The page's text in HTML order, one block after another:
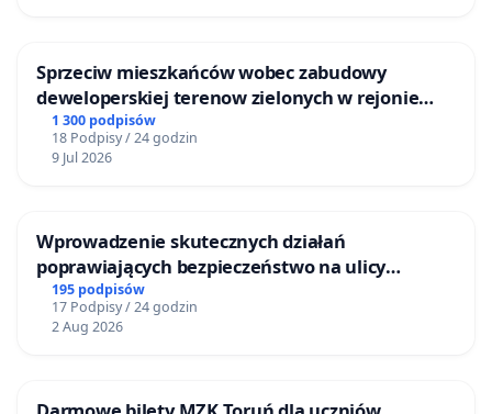
Sprzeciw mieszkańców wobec zabudowy
deweloperskiej terenow zielonych w rejonie
Bulwarów Straceńskich w Bielsku-Białej
1 300 podpisów
18 Podpisy / 24 godzin
9 Jul 2026
Wprowadzenie skutecznych działań
poprawiających bezpieczeństwo na ulicy
Żeromskiego w Otwocku
195 podpisów
17 Podpisy / 24 godzin
2 Aug 2026